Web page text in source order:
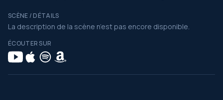
SCÈNE / DÉTAILS
La description de la scène n’est pas encore disponible.
ÉCOUTER SUR